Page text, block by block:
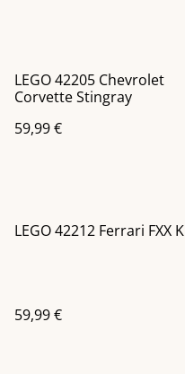
LEGO 42205 Chevrolet
Corvette Stingray
59,99 €
LEGO 42212 Ferrari FXX K
59,99 €